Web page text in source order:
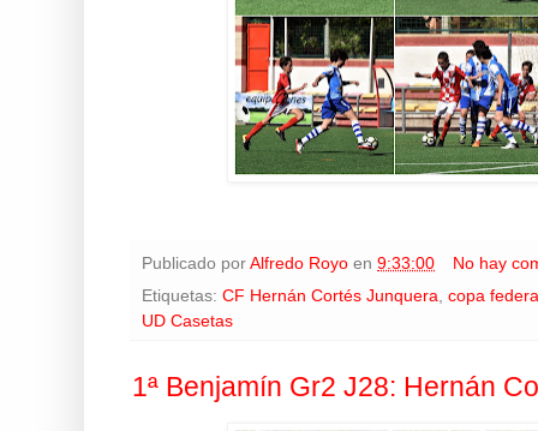
Publicado por Alfredo Royo en 9:33:00
No hay
Etiquetas: CF Hernán Cortés Junquera copa
UD Casetas
1ª Benjamín Gr2 J28: Hernán